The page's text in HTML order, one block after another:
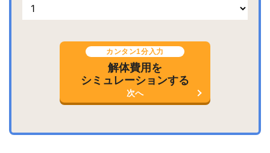
カンタン1分入力
解体費用を
シミュレーションする
次へ